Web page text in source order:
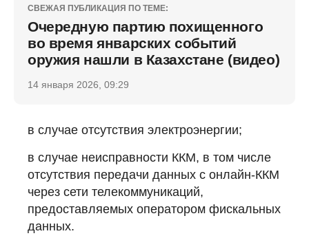
СВЕЖАЯ ПУБЛИКАЦИЯ ПО ТЕМЕ:
Очередную партию похищенного
во время январских событий
оружия нашли в Казахстане (видео)
14 января 2026, 09:29
в случае отсутствия электроэнергии;
в случае неисправности ККМ, в том числе
отсутствия передачи данных с онлайн-ККМ
через сети телекоммуникаций,
предоставляемых оператором фискальных
данных.